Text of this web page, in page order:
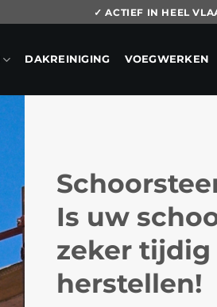
✓ ACTIEF IN HEEL
DAKREINIGING VOEGWERKEN
Is uw
zeker
herstellen!